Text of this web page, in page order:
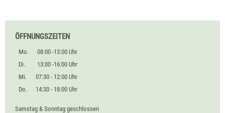
ÖFFNUNGSZEITEN
Mo.
08:00 -13:00 Uhr
Di.
13:00 -16:00 Uhr
Mi.
07:30 - 12:00 Uhr
Do.
14:30 - 18:00 Uhr
Samstag & Sonntag geschlossen